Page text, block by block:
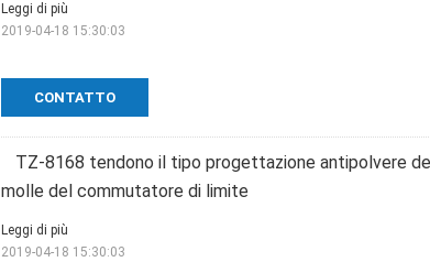
CONTATTO
Leggi di più
2019-04-18 15:30:03
TZ-8168 tendono il tipo progettazione antipolvere
molle del commutatore di limite
Leggi di più
2019-04-18 15:30:03